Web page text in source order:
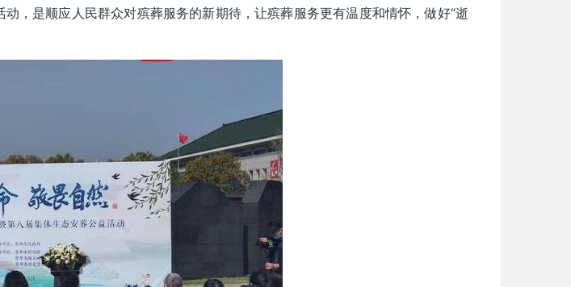
，是顺应人民群众对殡葬服务的新期待，让殡葬服务更有温度和情怀，做好“逝